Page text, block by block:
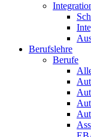
Berufslehre
Berufe